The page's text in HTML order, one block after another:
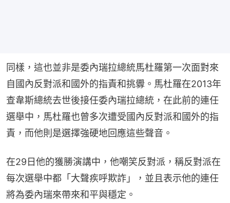
同樣，這也並非是委內瑞拉總統馬杜羅第一次面對來
自國內反對派和國外的指責和挑釁。馬杜羅在2013年
查韋斯總統去世後接任委內瑞拉總統，在此前的連任
選舉中，馬杜羅也曾多次遭受國內反對派和國外的指
責，而他則是選擇強硬地回應這些聲音。
在29日他的獲勝演講中，他嘲笑反對派，稱反對派在
每次選舉中都「大聲疾呼欺詐」，並且表示他的連任
將為委內瑞來帶來和平與穩定。